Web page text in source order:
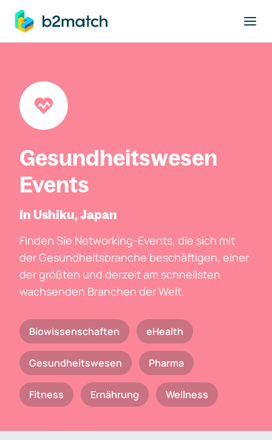
springen
Gesundheitswesen
Events
In Ushiku, Japan
Finden Sie Networking-Events, die sich mit
der Gesundheitsbranche beschäftigen, einer
der größten und derzeit am schnellsten
wachsenden Branchen der Welt.
Biowissenschaften eHealth
Gesundheitswesen Pharma
Fitness Ernährung Wellness